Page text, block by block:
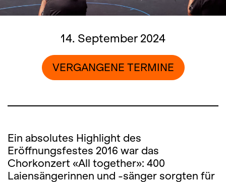
14. September 2024
VERGANGENE TERMINE
Ein absolutes Highlight des
Eröffnungsfestes 2016 war das
Chorkonzert «All together»: 400
Laiensängerinnen und -sänger sorgten für